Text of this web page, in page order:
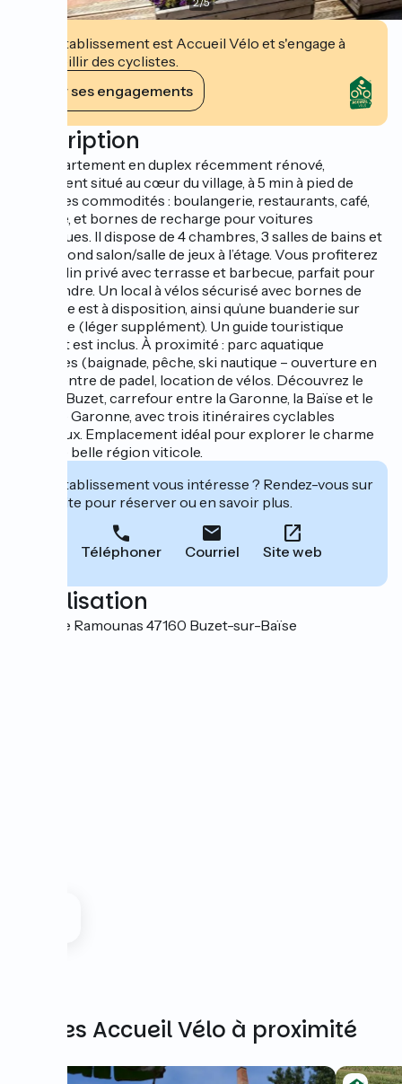
Cet établissement est Accueil Vélo et s'engage à
accueillir des cyclistes.
Voir ses engagements
Description
Bel appartement en duplex récemment rénové,
idéalement situé au cœur du village, à 5 min à pied de
toutes les commodités : boulangerie, restaurants, café,
épicerie, et bornes de recharge pour voitures
électriques. Il dispose de 4 chambres, 3 salles de bains et
d’un second salon/salle de jeux à l’étage. Vous profiterez
d’un jardin privé avec terrasse et barbecue, parfait pour
se détendre. Un local à vélos sécurisé avec bornes de
recharge est à disposition, ainsi qu’une buanderie sur
demande (léger supplément). Un guide touristique
complet est inclus. À proximité : parc aquatique
Cascades (baignade, pêche, ski nautique – ouverture en
avril), centre de padel, location de vélos. Découvrez le
port de Buzet, carrefour entre la Garonne, la Baïse et le
canal de Garonne, avec trois itinéraires cyclables
nationaux. Emplacement idéal pour explorer le charme
de cette belle région viticole.
Cet établissement vous intéresse ? Rendez-vous sur
leur site pour réserver ou en savoir plus.
Téléphoner Courriel Site web
Localisation
7 Rue de Ramounas 47160 Buzet-sur-Baïse
Autres Accueil Vélo à proximité